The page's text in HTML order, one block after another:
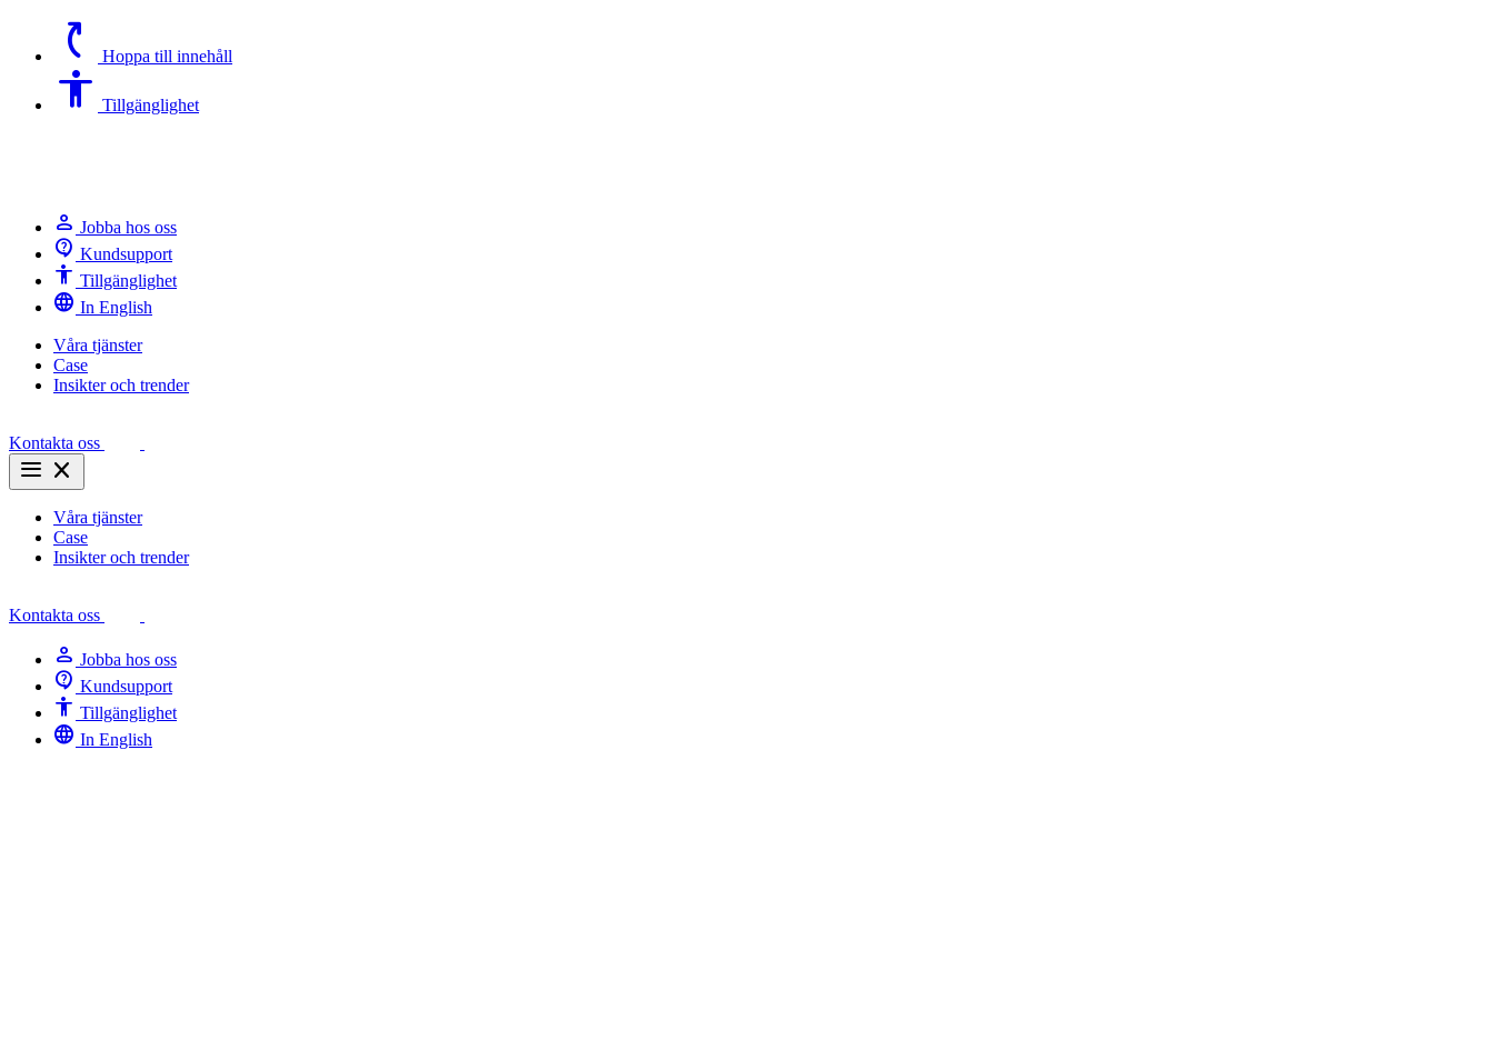
switch_access_shortcut Hoppa till innehåll
Accessibility Tillgänglighet
person Jobba hos oss
contact_support Kundsupport
Accessibility Tillgänglighet
language In English
Våra tjänster
Case
Insikter och trender
Kontakta oss
menu close
Våra tjänster
Case
Insikter och trender
Kontakta oss
person Jobba hos oss
contact_support Kundsupport
Accessibility Tillgänglighet
language In English